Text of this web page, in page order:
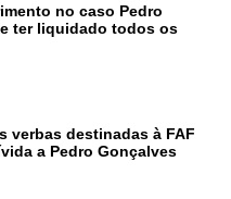
no caso Pedro
ter liquidado todos os
verbas destinadas à FAF
a Pedro Gonçalves